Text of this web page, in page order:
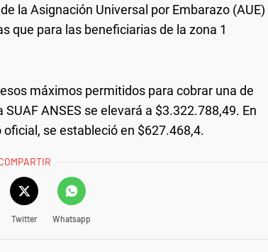
la Asignación Universal por Embarazo (AUE)
que para las beneficiarias de la zona 1
máximos permitidos para cobrar una de
ANSES se elevará a $3.322.788,49. En
se estableció en $627.468,4.
Twitter Whatsapp